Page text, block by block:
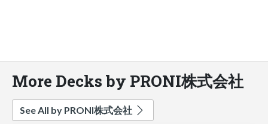
More Decks by PRONI株式会社
See All by PRONI株式会社